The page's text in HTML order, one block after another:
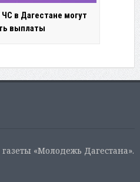
в Дагестане могут
выплаты
«Молодежь Дагестана».